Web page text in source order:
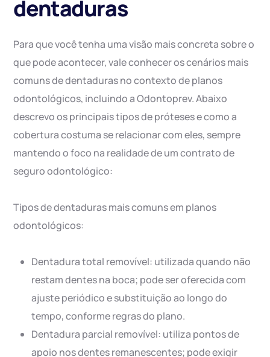
dentaduras
Para que você tenha uma visão mais concreta sobre o
que pode acontecer, vale conhecer os cenários mais
comuns de dentaduras no contexto de planos
odontológicos, incluindo a Odontoprev. Abaixo
descrevo os principais tipos de próteses e como a
cobertura costuma se relacionar com eles, sempre
mantendo o foco na realidade de um contrato de
seguro odontológico:
Tipos de dentaduras mais comuns em planos
odontológicos:
Dentadura total removível: utilizada quando não
restam dentes na boca; pode ser oferecida com
ajuste periódico e substituição ao longo do
tempo, conforme regras do plano.
Dentadura parcial removível: utiliza pontos de
apoio nos dentes remanescentes; pode exigir